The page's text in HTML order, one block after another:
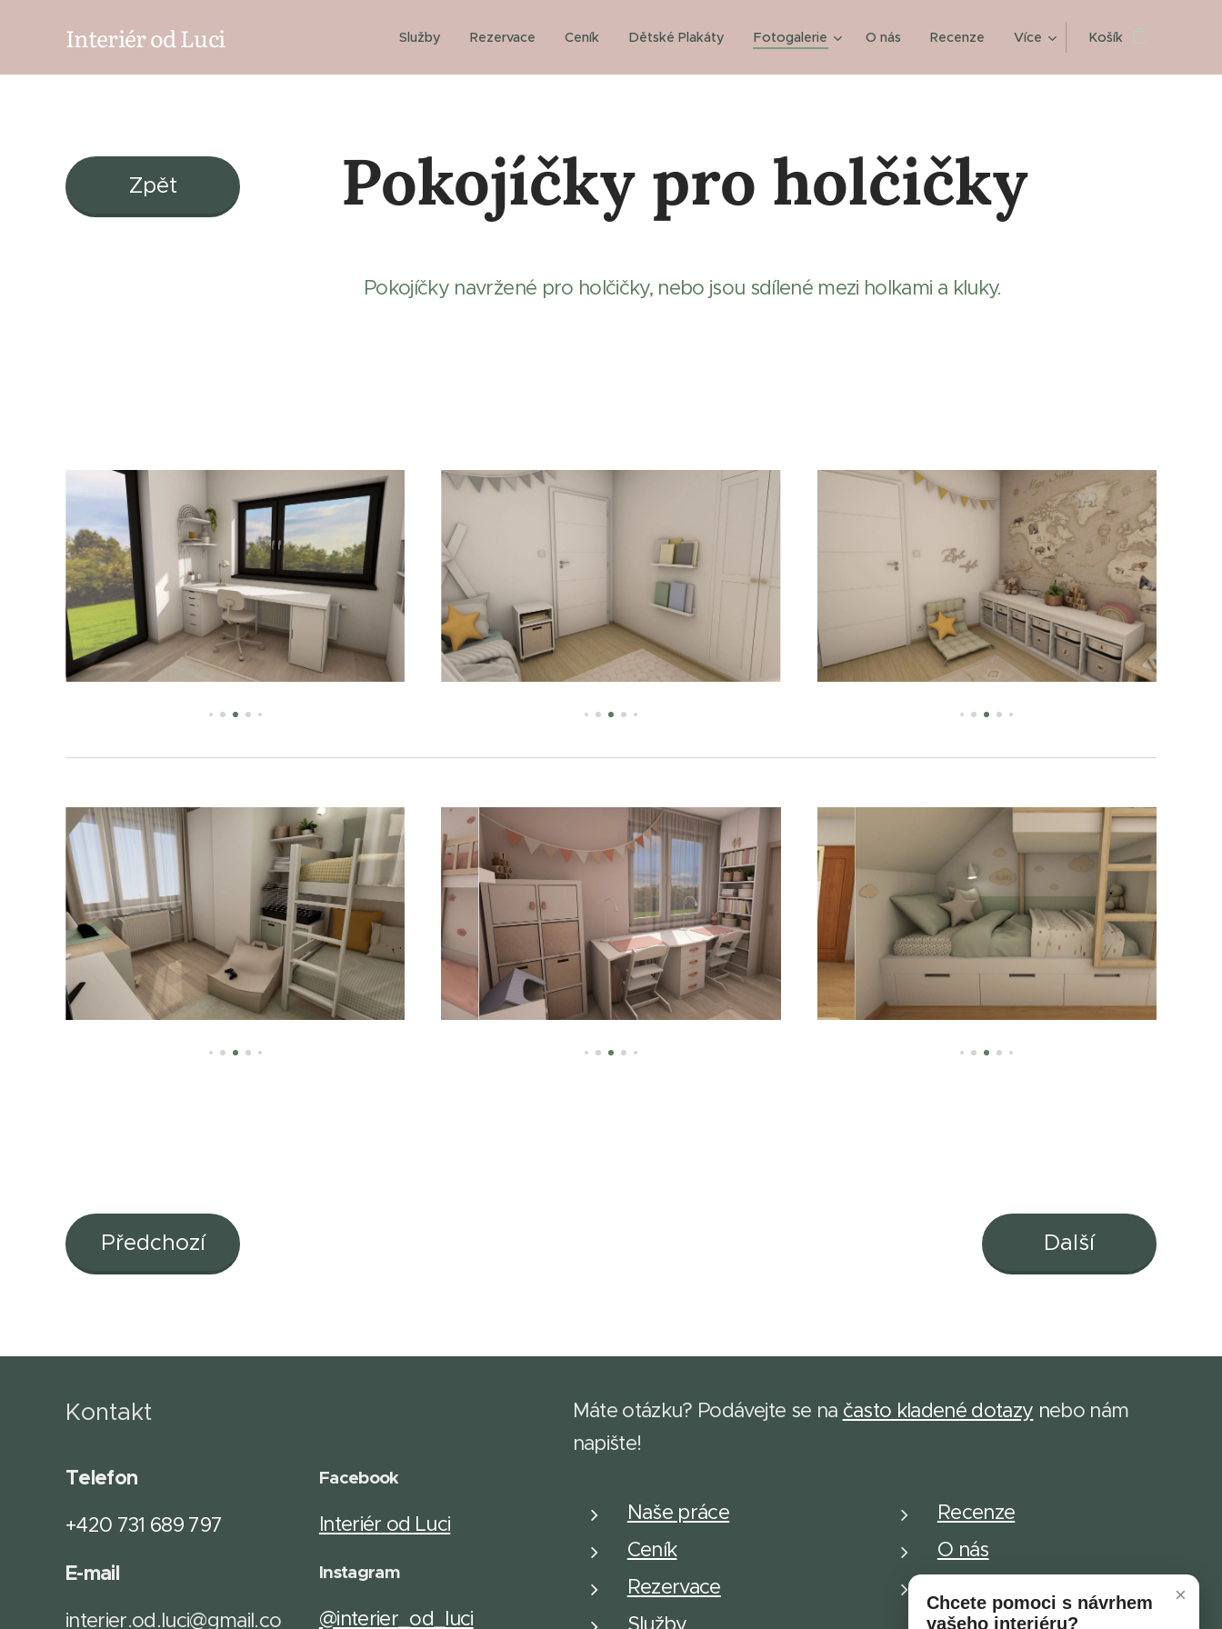
Interiér od Luci Služby Rezervace Ceník Dětské Plakáty Fotogalerie O nás Recenze Více Košík
Zpět Pokojíčky pro holčičky
Pokojíčky navržené pro holčičky, nebo jsou sdílené mezi holkami a kluky.
Předchozí Další
Kontakt
Telefon
+420 731 689 797
E-mail
interier.od.luci@gmail.co
Facebook
Interiér od Luci
Instagram
@interier_od_luci
Máte otázku? Podávejte se na často kladené dotazy nebo nám
napište!
Naše práce
Ceník
Rezervace
Služby
Recenze
O nás
×
Chcete pomoci s návrhem
vašeho interiéru?